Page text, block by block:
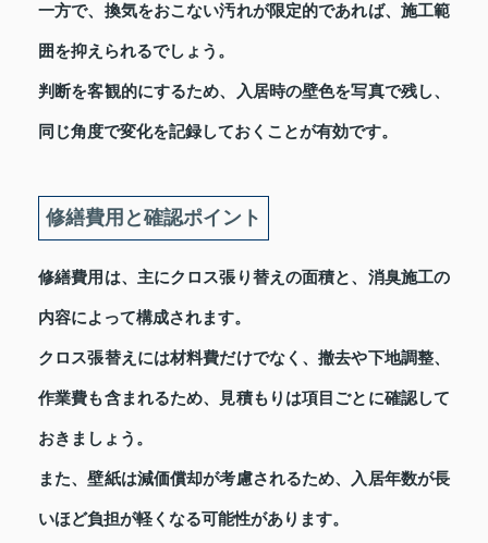
一方で、換気をおこない汚れが限定的であれば、施工範
囲を抑えられるでしょう。
判断を客観的にするため、入居時の壁色を写真で残し、
同じ角度で変化を記録しておくことが有効です。
修繕費用と確認ポイント
修繕費用は、主にクロス張り替えの面積と、消臭施工の
内容によって構成されます。
クロス張替えには材料費だけでなく、撤去や下地調整、
作業費も含まれるため、見積もりは項目ごとに確認して
おきましょう。
また、壁紙は減価償却が考慮されるため、入居年数が長
いほど負担が軽くなる可能性があります。